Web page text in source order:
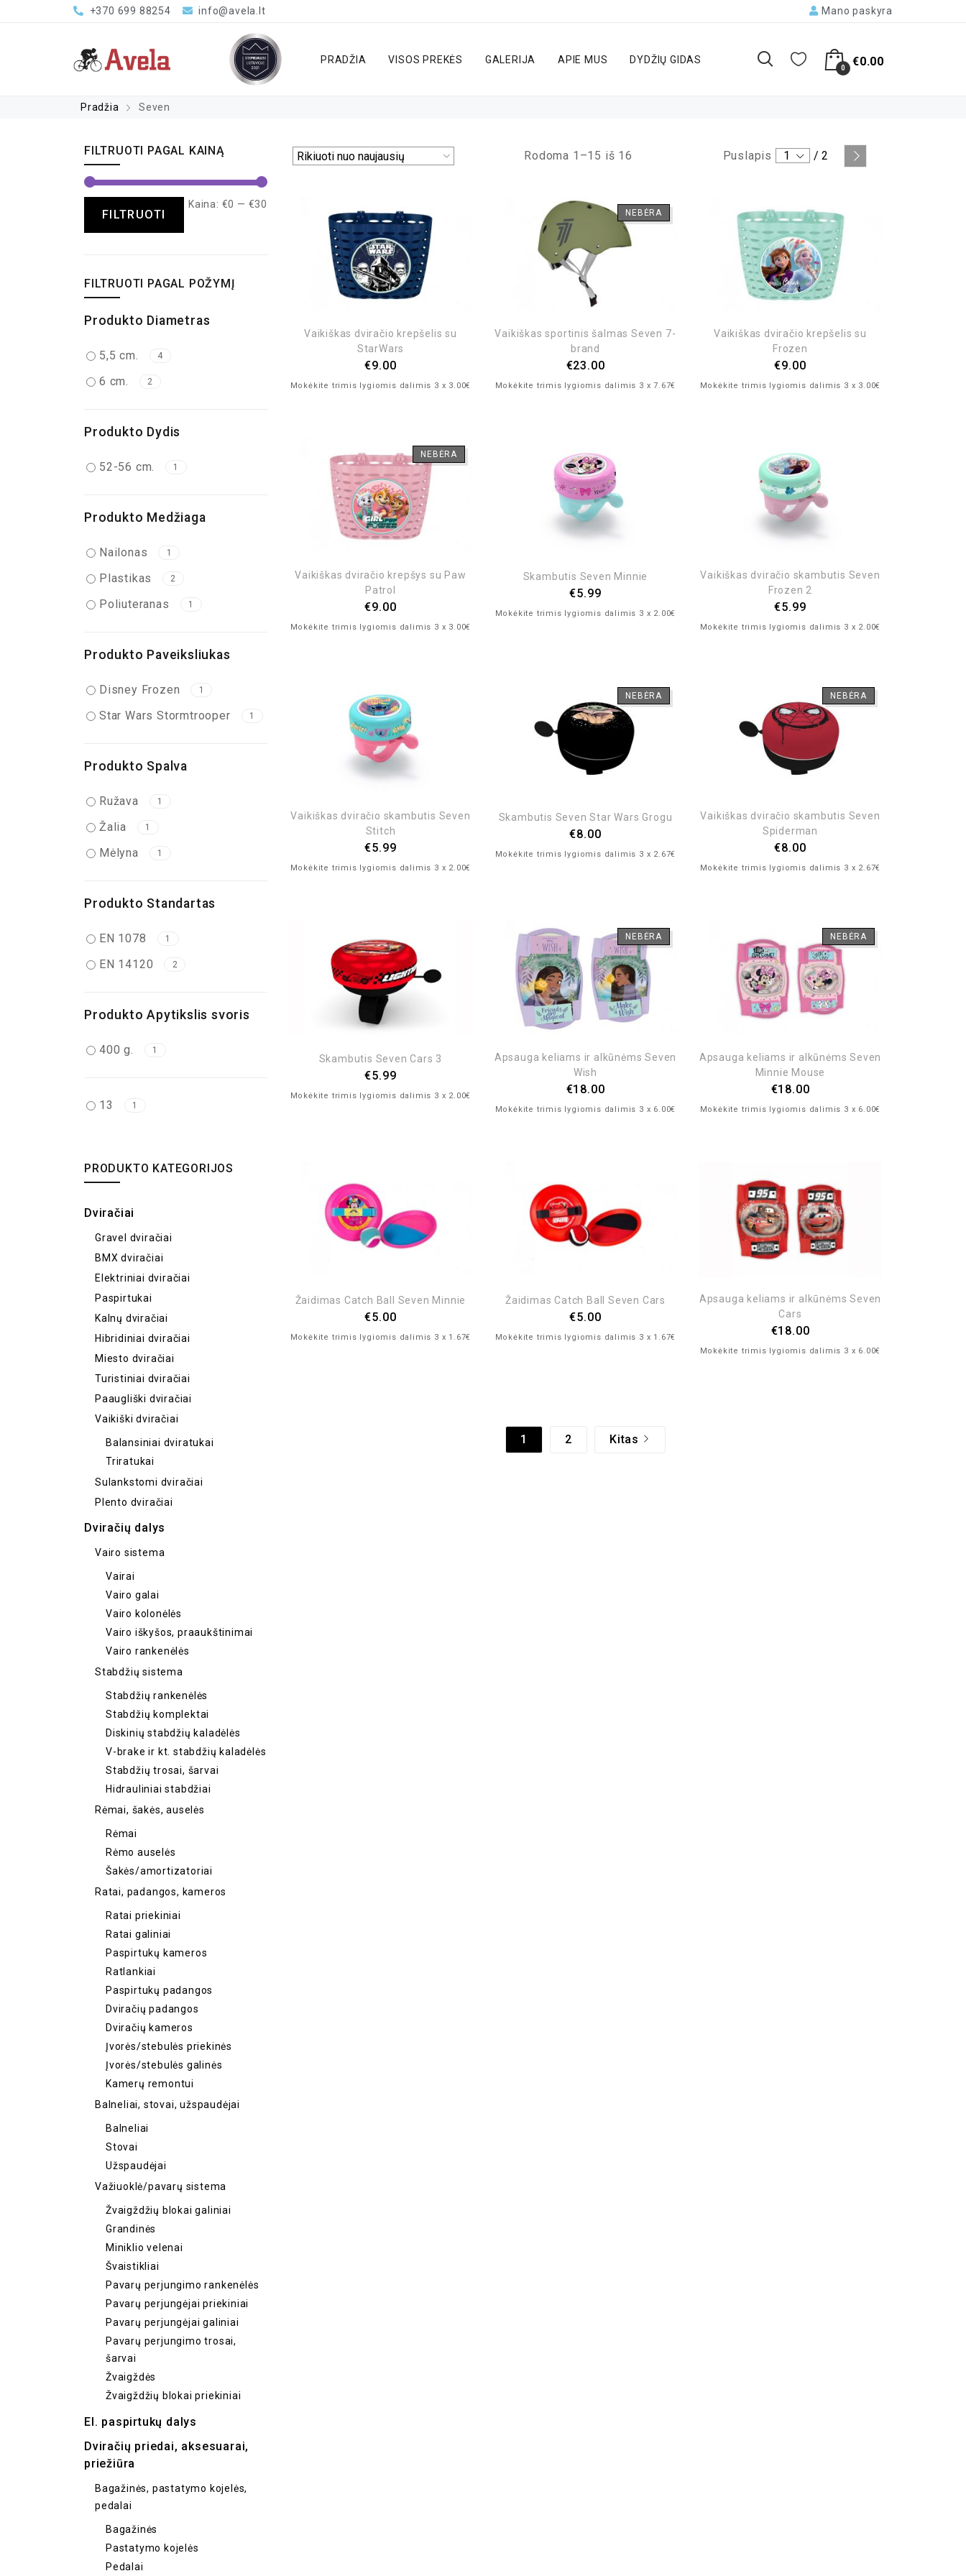
+370 699 88254 info@avela.lt Mano paskyra
PRADŽIA VISOS PREKĖS GALERIJA APIE MUS DYDŽIŲ GIDAS
0 €0.00
Pradžia Seven
FILTRUOTI PAGAL KAINĄ
FILTRUOTI
Kaina: €0 — €30
FILTRUOTI PAGAL POŽYMĮ
Produkto Diametras
5,5 cm. 4
6 cm. 2
Produkto Dydis
52-56 cm. 1
Produkto Medžiaga
Nailonas 1
Plastikas 2
Poliuteranas 1
Produkto Paveiksliukas
Disney Frozen 1
Star Wars Stormtrooper 1
Produkto Spalva
Ružava 1
Žalia 1
Mėlyna 1
Produkto Standartas
EN 1078 1
EN 14120 2
Produkto Apytikslis svoris
400 g. 1
13 1
PRODUKTO KATEGORIJOS
Dviračiai
Gravel dviračiai
BMX dviračiai
Elektriniai dviračiai
Paspirtukai
Kalnų dviračiai
Hibridiniai dviračiai
Miesto dviračiai
Turistiniai dviračiai
Paaugliški dviračiai
Vaikiški dviračiai
Balansiniai dviratukai
Triratukai
Sulankstomi dviračiai
Plento dviračiai
Dviračių dalys
Vairo sistema
Vairai
Vairo galai
Vairo kolonėlės
Vairo iškyšos, praaukštinimai
Vairo rankenėlės
Stabdžių sistema
Stabdžių rankenėlės
Stabdžių komplektai
Diskinių stabdžių kaladėlės
V-brake ir kt. stabdžių kaladėlės
Stabdžių trosai, šarvai
Hidrauliniai stabdžiai
Rėmai, šakės, auselės
Rėmai
Rėmo auselės
Šakės/amortizatoriai
Ratai, padangos, kameros
Ratai priekiniai
Ratai galiniai
Paspirtukų kameros
Ratlankiai
Paspirtukų padangos
Dviračių padangos
Dviračių kameros
Įvorės/stebulės priekinės
Įvorės/stebulės galinės
Kamerų remontui
Balneliai, stovai, užspaudėjai
Balneliai
Stovai
Užspaudėjai
Važiuoklė/pavarų sistema
Žvaigždžių blokai galiniai
Grandinės
Miniklio velenai
Švaistikliai
Pavarų perjungimo rankenėlės
Pavarų perjungėjai priekiniai
Pavarų perjungėjai galiniai
Pavarų perjungimo trosai,
šarvai
Žvaigždės
Žvaigždžių blokai priekiniai
El. paspirtukų dalys
Dviračių priedai, aksesuarai,
priežiūra
Bagažinės, pastatymo kojelės,
pedalai
Bagažinės
Pastatymo kojelės
Pedalai
Rodoma 1–15 iš 16 Puslapis 1 / 2
Vaikiškas dviračio krepšelis su
StarWars
€9.00
Mokėkite trimis lygiomis dalimis 3 x 3.00€
NEBĖRA
Vaikiškas sportinis šalmas Seven 7-
brand
€23.00
Mokėkite trimis lygiomis dalimis 3 x 7.67€
Vaikiškas dviračio krepšelis su
Frozen
€9.00
Mokėkite trimis lygiomis dalimis 3 x 3.00€
NEBĖRA
Vaikiškas dviračio krepšys su Paw
Patrol
€9.00
Mokėkite trimis lygiomis dalimis 3 x 3.00€
Skambutis Seven Minnie
€5.99
Mokėkite trimis lygiomis dalimis 3 x 2.00€
Vaikiškas dviračio skambutis Seven
Frozen 2
€5.99
Mokėkite trimis lygiomis dalimis 3 x 2.00€
Vaikiškas dviračio skambutis Seven
Stitch
€5.99
Mokėkite trimis lygiomis dalimis 3 x 2.00€
NEBĖRA
Skambutis Seven Star Wars Grogu
€8.00
Mokėkite trimis lygiomis dalimis 3 x 2.67€
NEBĖRA
Vaikiškas dviračio skambutis Seven
Spiderman
€8.00
Mokėkite trimis lygiomis dalimis 3 x 2.67€
Skambutis Seven Cars 3
€5.99
Mokėkite trimis lygiomis dalimis 3 x 2.00€
NEBĖRA
Apsauga keliams ir alkūnėms Seven
Wish
€18.00
Mokėkite trimis lygiomis dalimis 3 x 6.00€
NEBĖRA
Apsauga keliams ir alkūnėms Seven
Minnie Mouse
€18.00
Mokėkite trimis lygiomis dalimis 3 x 6.00€
Žaidimas Catch Ball Seven Minnie
€5.00
Mokėkite trimis lygiomis dalimis 3 x 1.67€
Žaidimas Catch Ball Seven Cars
€5.00
Mokėkite trimis lygiomis dalimis 3 x 1.67€
Apsauga keliams ir alkūnėms Seven
Cars
€18.00
Mokėkite trimis lygiomis dalimis 3 x 6.00€
1 2 Kitas